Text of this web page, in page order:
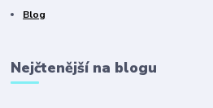
Blog
Nejčtenější na blogu